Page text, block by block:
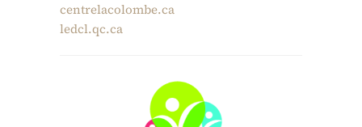
centrelacolombe.ca
ledcl.qc.ca